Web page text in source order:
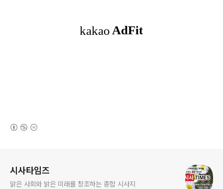
시사타임즈
맑은 사회와 밝은 미래를 창조하는 종합 시사지